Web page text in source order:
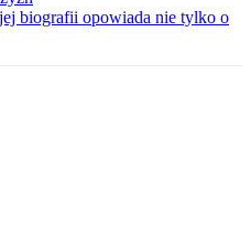
biografii opowiada nie tylko o